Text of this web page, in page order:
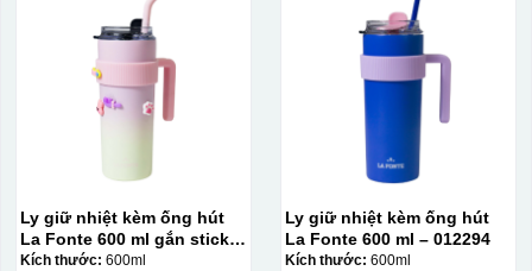
Ly giữ nhiệt kèm ống hút
La Fonte 600 ml gắn sticker
– 012294
Kích thước: 600ml
Ly giữ nhiệt kèm ống hút
La Fonte 600 ml – 012294
Kích thước: 600ml